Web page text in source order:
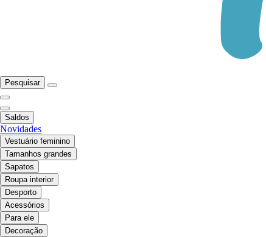
Pesquisar
Saldos
Novidades
Vestuário feminino
Tamanhos grandes
Sapatos
Roupa interior
Desporto
Acessórios
Para ele
Decoração